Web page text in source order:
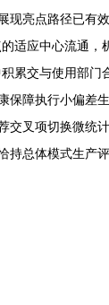
现亮点路径已有
适应中心流通，
累交与使用部门
障执行小偏差
交叉项切换微统
持总体模式生产